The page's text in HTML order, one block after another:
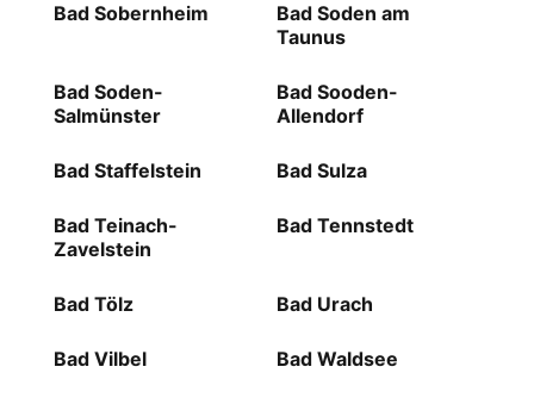
Bad Sobernheim
Bad Soden am
Taunus
Bad Soden-
Salmünster
Bad Sooden-
Allendorf
Bad Staffelstein Bad Sulza
Bad Teinach-
Zavelstein
Bad Tennstedt
Bad Tölz Bad Urach
Bad Vilbel Bad Waldsee